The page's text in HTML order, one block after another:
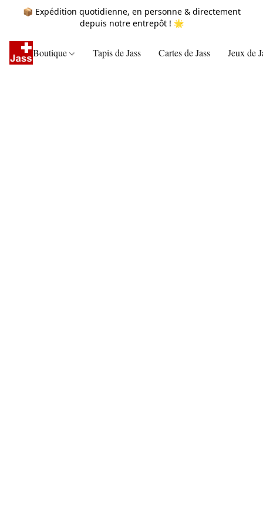
📦 Expédition quotidienne, en personne & directement
depuis notre entrepôt ! 🌟
Boutique Tapis de Jass Cartes de Jass Jeux de